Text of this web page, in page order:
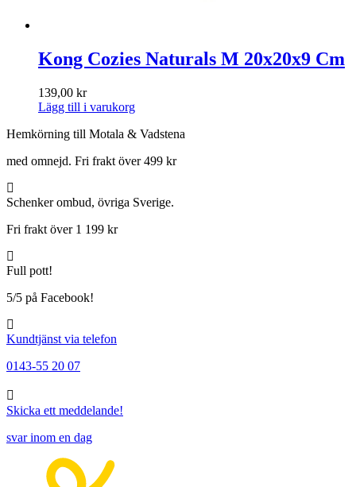
Kong Cozies Naturals M 20x20x9 Cm
139,00 kr
Lägg till i varukorg
Hemkörning till Motala & Vadstena
med omnejd. Fri frakt över 499 kr
Schenker ombud, övriga Sverige.
Fri frakt över 1 199 kr
Full pott!
5/5 på Facebook!
Kundtjänst via telefon
0143-55 20 07
Skicka ett meddelande!
svar inom en dag